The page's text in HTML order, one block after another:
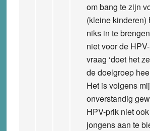
om bang te zijn
(kleine kinderen)
niks in te
niet voor de
vraag ‘doet het
de doelgroep
Het is volgens
onverstandig
HPV-prik niet
jongens aan te